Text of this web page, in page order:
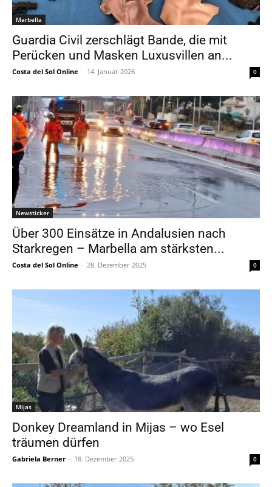
Marbella
Guardia Civil zerschlägt Bande, die mit
Perücken und Masken Luxusvillen an...
Costa del Sol Online - 14. Januar 2026 0
Newsticker
Über 300 Einsätze in Andalusien nach
Starkregen – Marbella am stärksten...
Costa del Sol Online - 28. Dezember 2025 0
Mijas
Donkey Dreamland in Mijas – wo Esel
träumen dürfen
Gabriela Berner - 18. Dezember 2025 0